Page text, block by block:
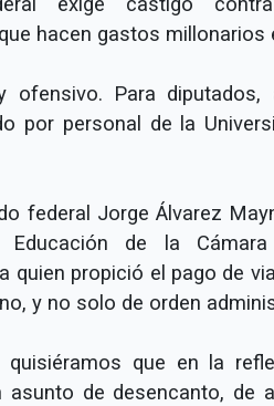
hacen gastos millonarios
ofensivo. Para
por personal de la
federal Jorge Álvarez
Educación de la
quien propició el pago de
y no solo de orden
que en la
de desencanto, de